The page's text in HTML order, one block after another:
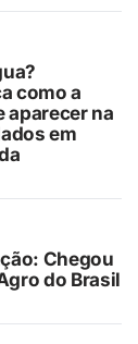
como a
aparecer na
em
Chegou
do Brasil